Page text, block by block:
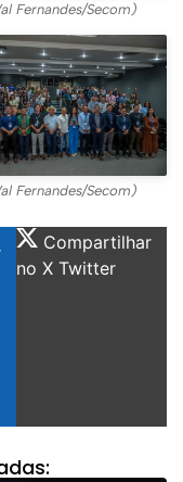
Fernandes/Secom)
Fernandes/Secom)
Compartilhar
no X Twitter